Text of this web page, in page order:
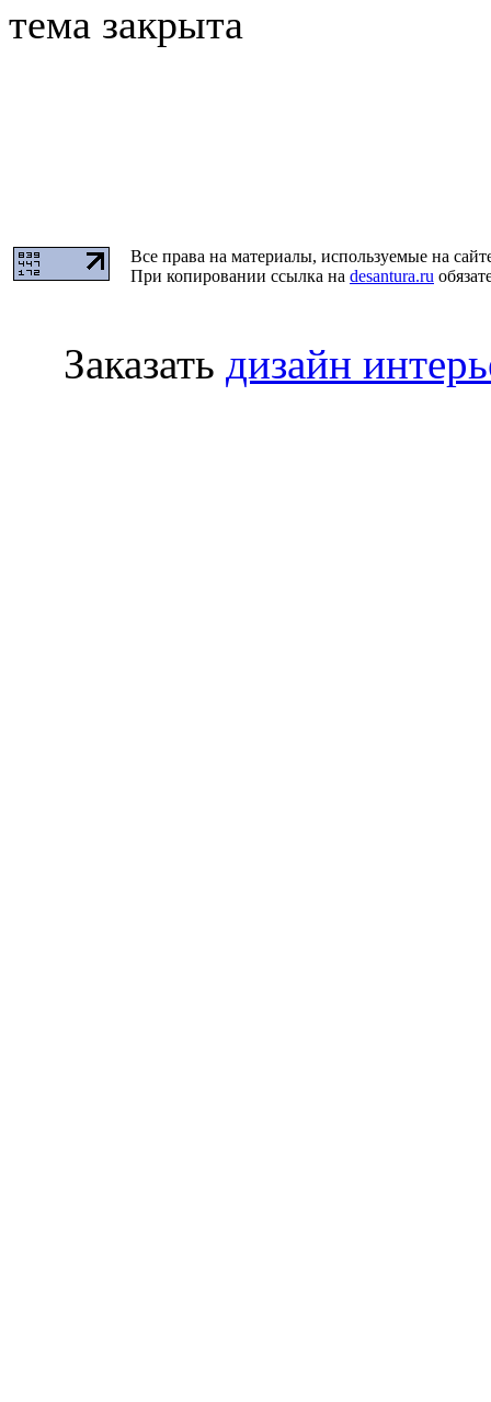
тема закрыта
Все права на материалы, используемые на
При копировании ссылка на desantura.ru
Заказать дизайн